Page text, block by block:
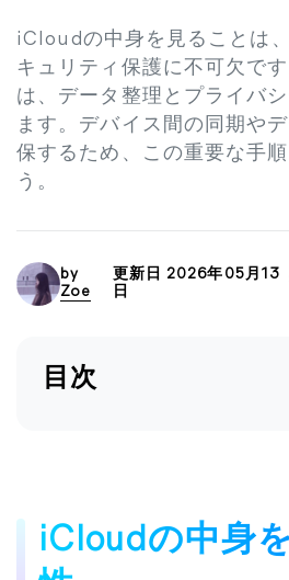
iCloudの中身を見ることは
キュリティ保護に不可欠で
は、データ整理とプライバ
ます。デバイス間の同期や
保するため、この重要な手
う。
by
Zoe
更新日 2026年05月13
日
目次
iCloudの中身